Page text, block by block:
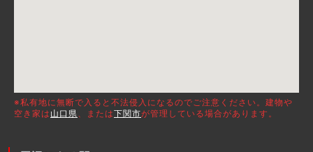
※私有地に無断で入ると不法侵入になるのでご注意ください。建物や
空き家は 山口県、または下関市が管理している場合があります。